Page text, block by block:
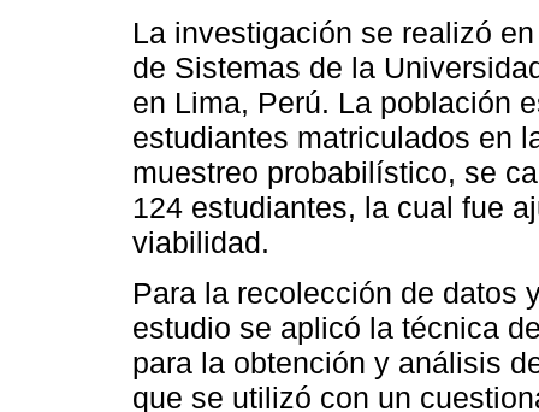
La investigación se realizó
de Sistemas de la
en Lima, Perú. La población
estudiantes matriculados en
muestreo probabilístico, se
124 estudiantes, la cual fue
viabilidad.
Para la recolección de datos
estudio se aplicó la técnica
para la obtención y análisis
que se utilizó con un